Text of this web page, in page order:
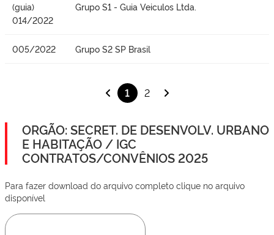
(guia)
014/2022
Grupo S1 - Guia Veiculos Ltda.
005/2022 Grupo S2 SP Brasil
1 2
ORGÃO: SECRET. DE DESENVOLV. URBANO
E HABITAÇÃO / IGC
CONTRATOS/CONVÊNIOS 2025
Para fazer download do arquivo completo clique no arquivo
disponível